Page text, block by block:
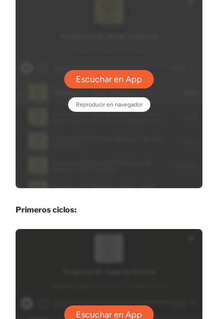
Primeros ciclos: